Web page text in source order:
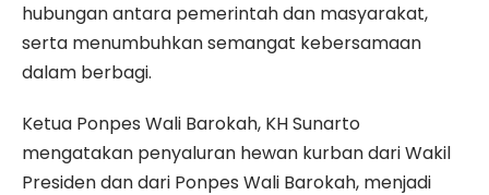
hubungan antara pemerintah dan masyarakat,
serta menumbuhkan semangat kebersamaan
dalam berbagi.
Ketua Ponpes Wali Barokah, KH Sunarto
mengatakan penyaluran hewan kurban dari Wakil
Presiden dan dari Ponpes Wali Barokah, menjadi